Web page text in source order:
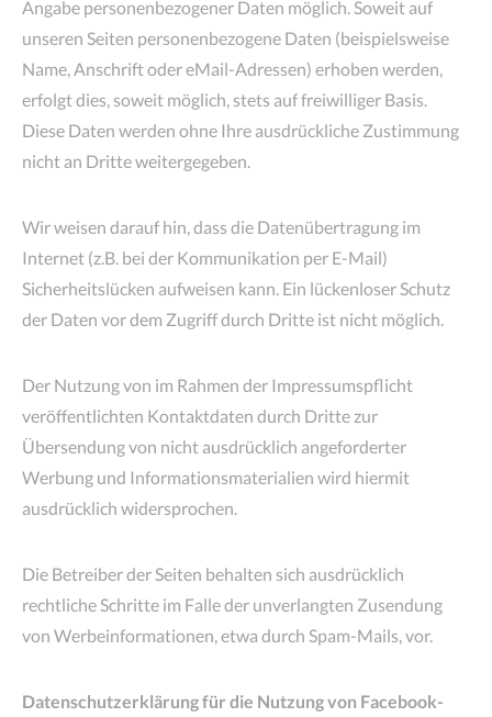
Angabe personenbezogener Daten möglich. Soweit auf
unseren Seiten personenbezogene Daten (beispielsweise
Name, Anschrift oder eMail-Adressen) erhoben werden,
erfolgt dies, soweit möglich, stets auf freiwilliger Basis.
Diese Daten werden ohne Ihre ausdrückliche Zustimmung
nicht an Dritte weitergegeben.
Wir weisen darauf hin, dass die Datenübertragung im
Internet (z.B. bei der Kommunikation per E-Mail)
Sicherheitslücken aufweisen kann. Ein lückenloser Schutz
der Daten vor dem Zugriff durch Dritte ist nicht möglich.
Der Nutzung von im Rahmen der Impressumspflicht
veröffentlichten Kontaktdaten durch Dritte zur
Übersendung von nicht ausdrücklich angeforderter
Werbung und Informationsmaterialien wird hiermit
ausdrücklich widersprochen.
Die Betreiber der Seiten behalten sich ausdrücklich
rechtliche Schritte im Falle der unverlangten Zusendung
von Werbeinformationen, etwa durch Spam-Mails, vor.
Datenschutzerklärung für die Nutzung von Facebook-